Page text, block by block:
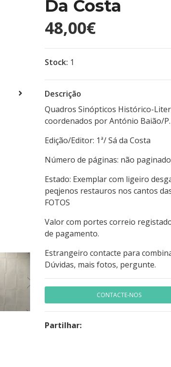
Da Costa
48,00€
Stock: 1
Descrição
Quadros Sinópticos Histórico-
coordenados por António Baião/
Edição/Editor: 1ª/ Sá da
Número de páginas: não
Estado: Exemplar com ligeiro
peqjenos restauros nos cantos
FOTOS
Valor com portes correio
de pagamento.
Estrangeiro contacte para
Dúvidas, mais fotos, pergunte.
CONTACTE-NOS
Partilhar: